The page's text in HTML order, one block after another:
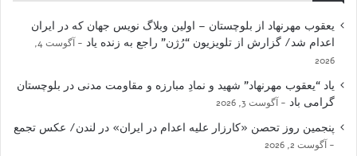
یعقوب مهرنهاد از بلوچستان – اولین وبلاگ نویس جهان که در ایران
اعدام شد/ گزارش از تلویزیون “رُژن” راجع به زنده یاد
آگوست 4,
2026
یاد “یعقوب مهرنهاد” شهید و نمادِ مبارزه و مقاومت مدنی در بلوچستان
گرامی باد
آگوست 3, 2026
پنجمین روز تحصن «کارزار علیه اعدام در ایران» در لندن/ عکس تجمع
آگوست 2, 2026